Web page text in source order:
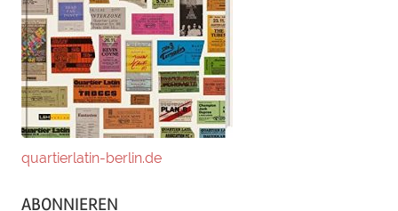
quartierlatin-berlin.de
ABONNIEREN